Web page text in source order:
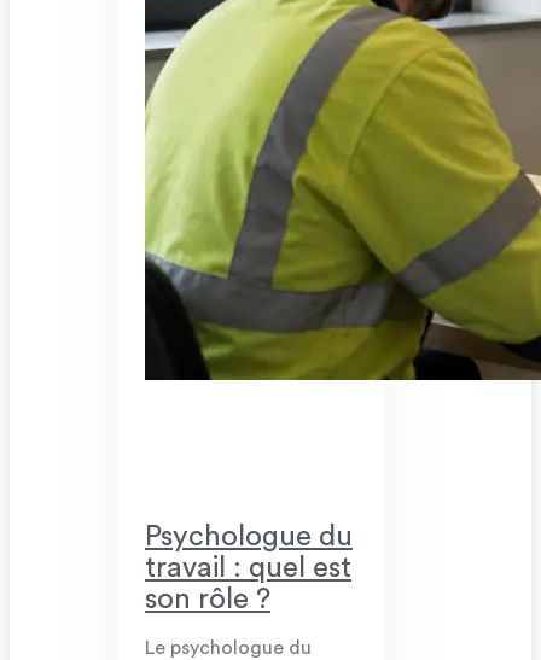
Psychologue du
travail : quel est
son rôle ?
Le psychologue du